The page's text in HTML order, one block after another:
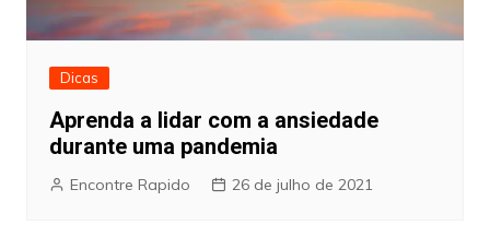
Dicas
Aprenda a lidar com a ansiedade
durante uma pandemia
Encontre Rapido 26 de julho de 2021